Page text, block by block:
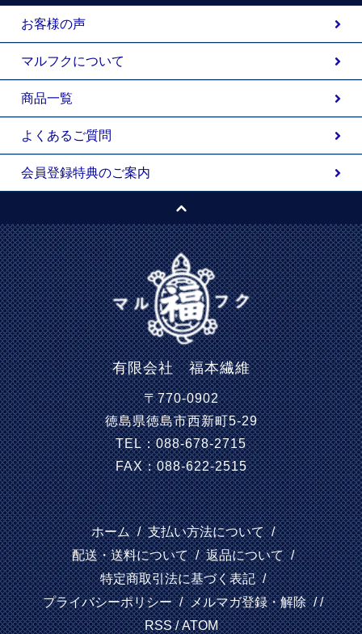
お客様の声
マルフクについて
商品一覧
よくあるご質問
会員登録特典のご案内
有限会社 福本繊維
〒770-0902
徳島県徳島市西新町5-29
TEL：088-678-2715
FAX：088-622-2515
ホーム / 支払い方法について /
配送・送料について / 返品について /
特定商取引法に基づく表記 /
プライバシーポリシー / メルマガ登録・解除 / /
RSS/ATOM